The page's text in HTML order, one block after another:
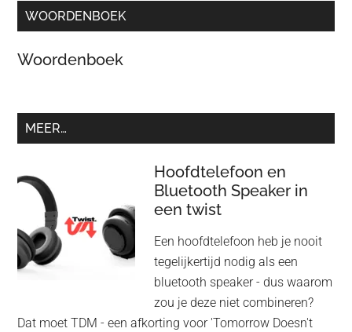
WOORDENBOEK
Woordenboek
MEER…
Hoofdtelefoon en
Bluetooth Speaker in
een twist
Een hoofdtelefoon heb je nooit
tegelijkertijd nodig als een
bluetooth speaker - dus waarom
zou je deze niet combineren?
Dat moet TDM - een afkorting voor 'Tomorrow Doesn't